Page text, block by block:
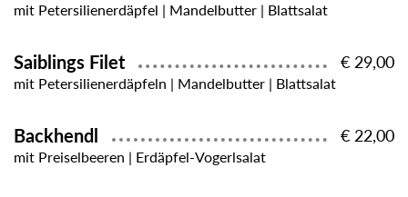
mit Petersilienerdäpfel | Mandelbutter | Blattsalat
Saiblings Filet € 29,00
mit Petersilienerdäpfeln | Mandelbutter | Blattsalat
Backhendl € 22,00
mit Preiselbeeren | Erdäpfel-Vogerlsalat